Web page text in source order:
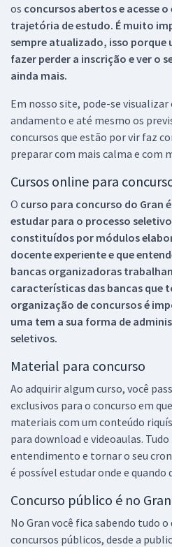
os concursos abertos e acesse
trajetória de estudo. É muito
sempre atualizado, isso porque
fazer perder a inscrição e ver o
ainda mais.
Em nosso site, pode-se visualizar
andamento e até mesmo os
concursos que estão por vir faz
preparar com mais calma e com
Cursos online para
O curso para concurso do Gran
estudar para o processo
constituídos por módulos
docente experiente e que
bancas organizadoras
características das bancas que
organização de concursos é
uma tem a sua forma de
seletivos.
Material para concurso
Ao adquirir algum curso, você
exclusivos para o concurso em
materiais com um conteúdo
para download e videoaulas.
entendimento e tornar o seu
é possível estudar onde e quando
Concurso público é no Gran
No Gran você fica sabendo tudo o
concursos públicos, desde a